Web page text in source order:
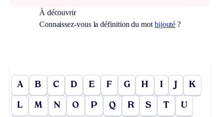
À découvrir
Connaissez-vous la définition du mot bijouté ?
A B C D E F G H I J K
L M N O P Q R S T U